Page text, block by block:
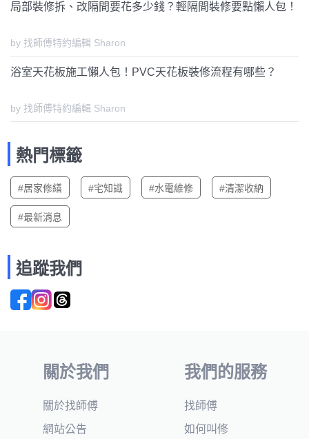
局部裝修拆、改隔間要花多少錢？輕隔間裝修要點懶人包！
by 找師傅特約編輯 Sharon
浴室天花板施工懶人包！PVC天花板裝修流程有哪些？
by 找師傅特約編輯 Sharon
熱門標籤
#居家修繕 #宅知識 #水電維修 #清潔收納
#最新消息
追蹤我們
關於我們
關於找師傅
網站公告
我們的服務
找師傅
如何叫修